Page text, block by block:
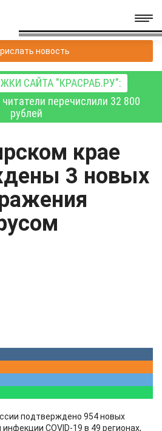
новость
САЙТА "КРАСРАБ.РУ":
перечислили 32 800
рублей
крае
3 новых
подтверждено 954 новых
COVID-19 в 49 регионах,